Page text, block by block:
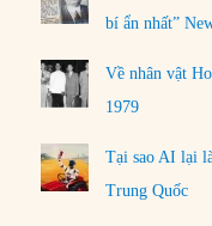
bí ẩn nhất”
Về nhân vật
1979
Tại sao AI lại
Trung Quốc